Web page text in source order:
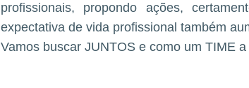
profissionais, propondo ações,
expectativa de vida profissional também
Vamos buscar JUNTOS e como um TIME a